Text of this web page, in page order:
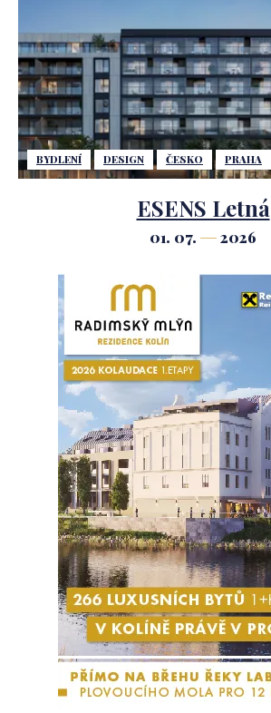
BYDLENÍ DESIGN ČESKO PRAHA
ESENS Letná
01. 07. 2026